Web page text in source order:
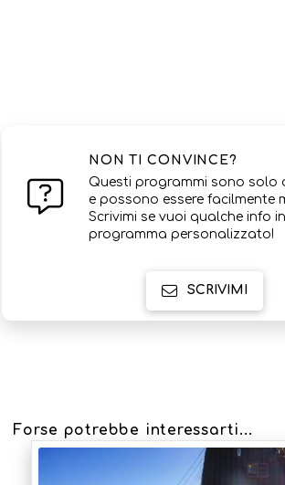
NON TI CONVINCE?
Questi programmi sono solo
e possono essere facilmente
Scrivimi se vuoi qualche info
programma personalizzato!
SCRIVIMI
Forse potrebbe interessarti...